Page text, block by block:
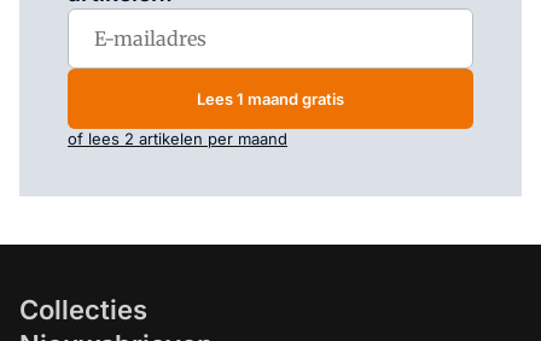
Lees 1 maand gratis
of lees 2 artikelen per maand
Collecties